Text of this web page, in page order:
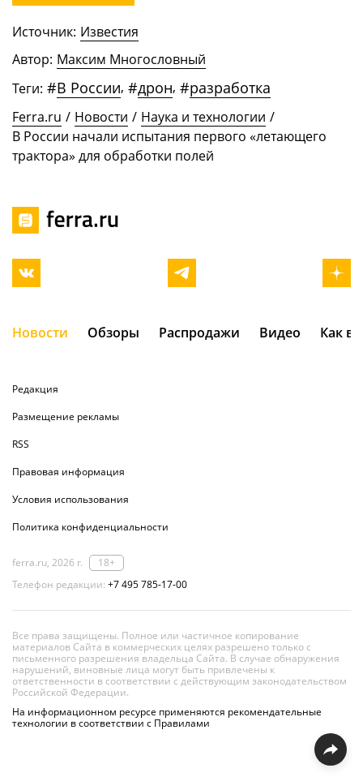
Источник: Известия
Автор: Максим Многословный
Теги: #В России, #дрон, #разработка
Ferra.ru / Новости / Наука и технологии /
В России начали испытания первого «летающего
трактора» для обработки полей
Новости Обзоры Распродажи Видео Как
Редакция
Размещение рекламы
RSS
Правовая информация
Условия использования
Политика конфиденциальности
ferra.ru, 2026 г.
18+
Телефон редакции: +7 495 785-17-00
Все права защищены. Полное или частичное копирование
материалов Сайта в коммерческих целях разрешено только с
письменного разрешения владельца Сайта. В случае обнаружения
нарушений, виновные лица могут быть привлечены к
ответственности в соответствии с действующим законодательством
Российской Федерации.
На информационном ресурсе применяются рекомендательные
технологии в соответствии с Правилами